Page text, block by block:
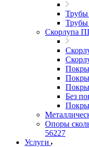
Скорлупа
Без
Опоры
56227
Услуги